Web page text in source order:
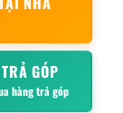
GÓP
hàng trả góp